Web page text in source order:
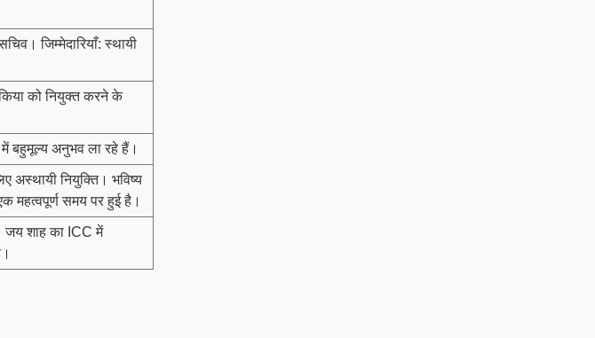
जिम्मेदारियाँ: स्थायी
को नियुक्त करने के
बहुमूल्य अनुभव ला रहे हैं।
अस्थायी नियुक्ति। भविष्य
महत्वपूर्ण समय पर हुई है।
जय शाह का ICC में